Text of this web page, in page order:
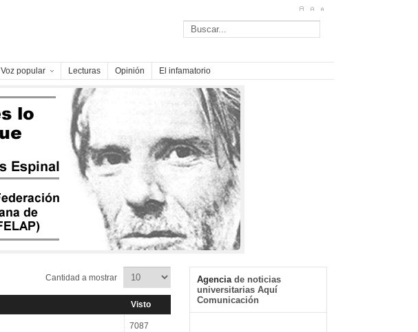
Voz popular Lecturas Opinión El infamatorio
Cantidad a mostrar
Visto
7087
Agencia de noticias
universitarias Aquí
Comunicación